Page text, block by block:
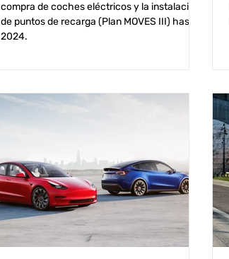
compra de coches eléctricos y la instalación
de puntos de recarga (Plan MOVES III) hasta
2024.